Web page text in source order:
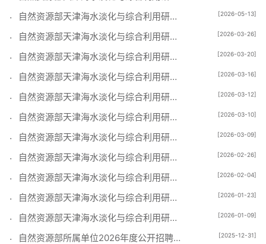
自然资源部天津海水淡化与综合利用研究所2026年公开招聘拟聘人员公示 [2026-05-13]
自然资源部天津海水淡化与综合利用研究所2026年公开招聘博士生岗位递补考察对象名单 [2026-03-26]
自然资源部天津海水淡化与综合利用研究所2026年公开招聘博士生岗位递补考察对象名单 [2026-03-20]
自然资源部天津海水淡化与综合利用研究所2026年公开招聘博士生岗位递补考察对象名单 [2026-03-16]
自然资源部天津海水淡化与综合利用研究所2026年公开招聘博士生岗位递补考察对象名单 [2026-03-12]
自然资源部天津海水淡化与综合利用研究所2026年公开招聘博士生岗位递补考察对象名单 [2026-03-10]
自然资源部天津海水淡化与综合利用研究所2026年公开招聘笔试岗位考察对象名单 [2026-03-09]
自然资源部天津海水淡化与综合利用研究所 2026年公开招聘笔试岗位面试公告 [2026-02-26]
自然资源部天津海水淡化与综合利用研究所 2026年公开招聘博士生岗位考察对象名单 [2026-02-04]
自然资源部天津海水淡化与综合利用研究所 2026年公开招聘博士生岗位面试公告 [2026-01-23]
自然资源部天津海水淡化与综合利用研究所2026年度公开招聘应届毕业生资格审查结果及笔试公告 [2026-01-09]
自然资源部所属单位2026年度公开招聘工作人员公告（第一批） [2025-12-31]